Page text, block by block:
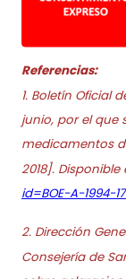
Referencias:
1. Boletín Oficial
junio, por el que
medicamentos
2018]. Disponible
id=BOE-A-1994-
2. Dirección
Consejería de